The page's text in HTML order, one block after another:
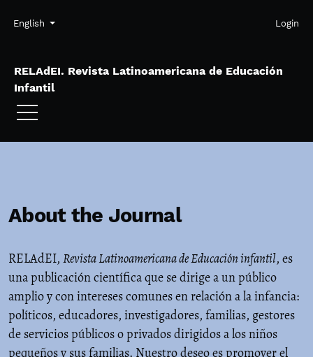
Language
English
Admin menu Login
RELAdEI. Revista Latinoamericana de Educación
Infantil
About the Journal
RELAdEI, Revista Latinoamericana de Educación infantil, es
una publicación científica que se dirige a un público
amplio y con intereses comunes en relación a la infancia:
políticos, educadores, investigadores, familias, gestores
de servicios públicos o privados dirigidos a los niños
pequeños y sus familias. Nuestro deseo es promover el